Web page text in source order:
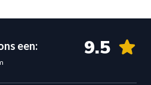
een: 9.5